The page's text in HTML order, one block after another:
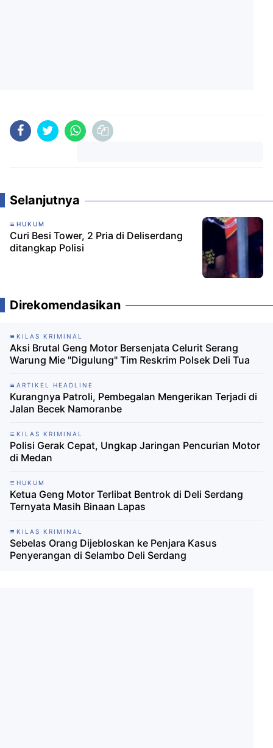
Selanjutnya
HUKUM
Curi Besi Tower, 2 Pria di Deliserdang
ditangkap Polisi
Direkomendasikan
KILAS KRIMINAL
Aksi Brutal Geng Motor Bersenjata Celurit Serang
Warung Mie "Digulung" Tim Reskrim Polsek Deli Tua
ARTIKEL HEADLINE
Kurangnya Patroli, Pembegalan Mengerikan Terjadi di
Jalan Becek Namoranbe
KILAS KRIMINAL
Polisi Gerak Cepat, Ungkap Jaringan Pencurian Motor
di Medan
HUKUM
Ketua Geng Motor Terlibat Bentrok di Deli Serdang
Ternyata Masih Binaan Lapas
KILAS KRIMINAL
Sebelas Orang Dijebloskan ke Penjara Kasus
Penyerangan di Selambo Deli Serdang